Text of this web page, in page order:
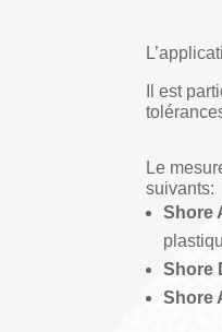
Il est
Le
suivants:
Shore
Shore
Shore